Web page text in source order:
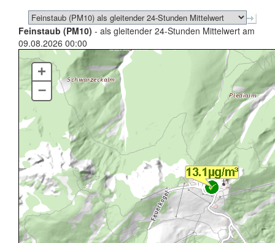
Feinstaub (PM10) - als gleitender 24-Stunden Mittelwert am
09.08.2026 00:00
+
–